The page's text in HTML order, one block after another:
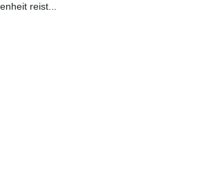
reist...